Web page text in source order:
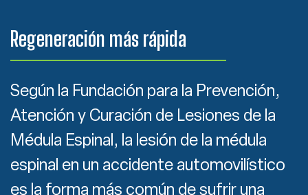
Regeneración más rápida
Según la Fundación para la Prevención,
Atención y Curación de Lesiones de la
Médula Espinal, la lesión de la médula
espinal en un accidente automovilístico
es la forma más común de sufrir una